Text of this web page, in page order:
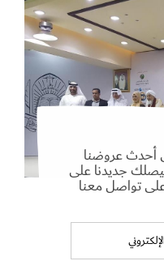
أحدث عروضنا
جديدنا على
على تواصل معنا